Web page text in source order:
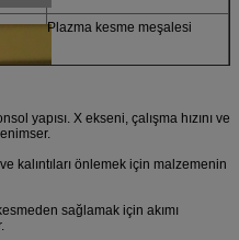
Plazma kesme meşalesi
yapısı. X ekseni, çalışma hızını ve
kalıntıları önlemek için malzemenin
sağlamak için akımı